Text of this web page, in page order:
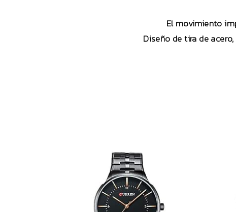
El movimiento
Diseño de tira de